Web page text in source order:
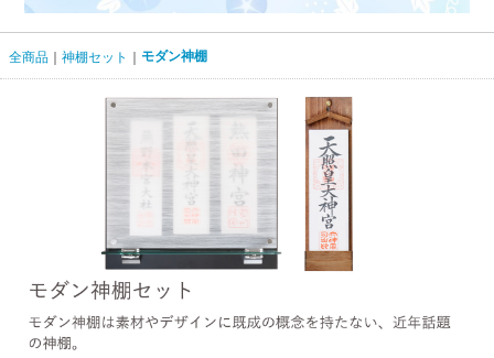
全商品 神棚セット モダン神棚